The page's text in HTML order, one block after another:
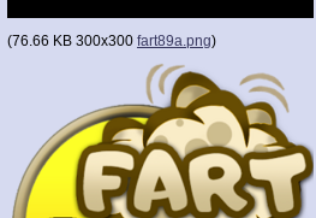
(76.66 KB 300x300 fart89a.png)